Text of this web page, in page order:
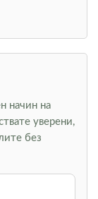
начин на
уверени,
без